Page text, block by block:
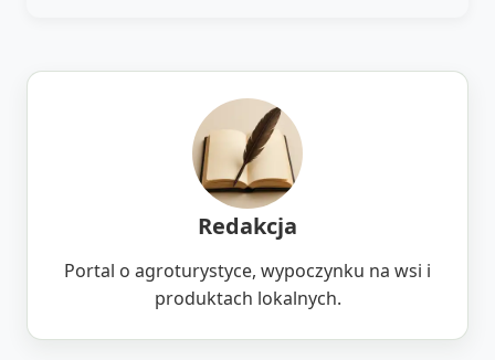
Redakcja
Portal o agroturystyce, wypoczynku na wsi i
produktach lokalnych.